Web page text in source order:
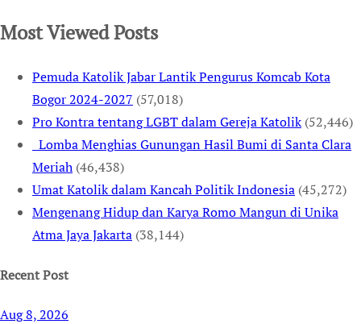
Most Viewed Posts
Pemuda Katolik Jabar Lantik Pengurus Komcab Kota
Bogor 2024-2027 (57,018)
Pro Kontra tentang LGBT dalam Gereja Katolik (52,446)
Lomba Menghias Gunungan Hasil Bumi di Santa Clara
Meriah (46,438)
Umat Katolik dalam Kancah Politik Indonesia (45,272)
Mengenang Hidup dan Karya Romo Mangun di Unika
Atma Jaya Jakarta (38,144)
Recent Post
Aug 8, 2026